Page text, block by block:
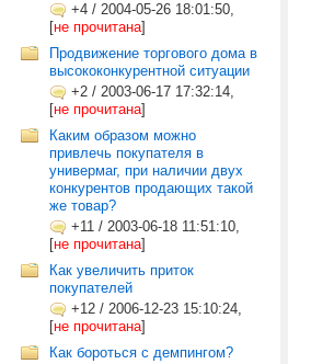
+4 / 2004-05-26 18:01:50,
[не прочитана]
Продвижение торгового дома в
высококонкурентной ситуации
+2 / 2003-06-17 17:32:14,
[не прочитана]
Каким образом можно
привлечь покупателя в
универмаг, при наличии двух
конкурентов продающих такой
же товар?
+11 / 2003-06-18 11:51:10,
[не прочитана]
Как увеличить приток
покупателей
+12 / 2006-12-23 15:10:24,
[не прочитана]
Как бороться с демпингом?